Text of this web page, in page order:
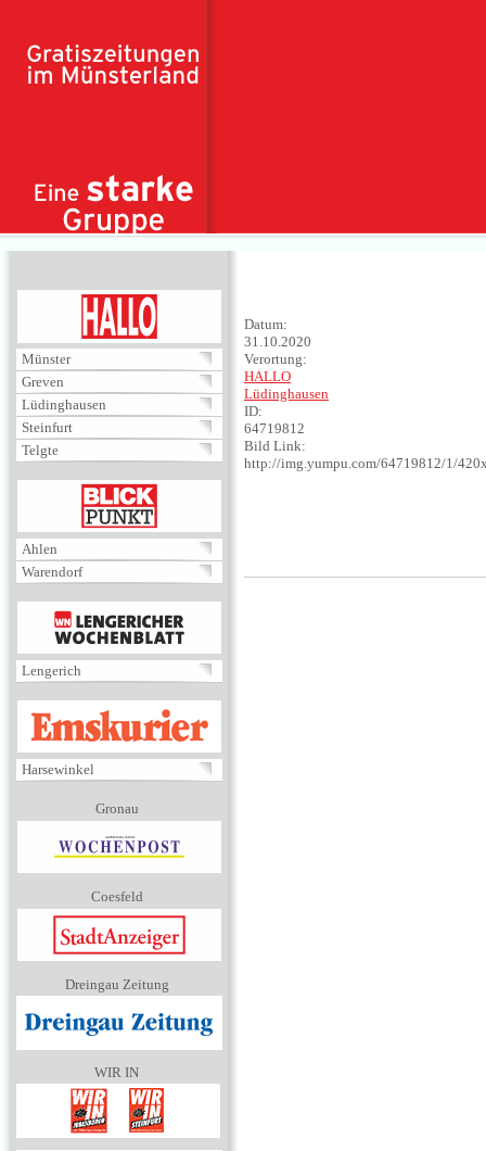
Münster
Greven
Lüdinghausen
Steinfurt
Telgte
BLICKPUNKT
Ahlen
Warendorf
MENÜ
Lengerich
EMSKURIER
Harsewinkel
Gronau
Coesfeld
Dreingau Zeitung
WIR IN
Datum:
31.10.2020
Verortung:
HALLO
Lüdinghausen
ID:
64719812
Bild Link:
http://img.yumpu.com/64719812/1/